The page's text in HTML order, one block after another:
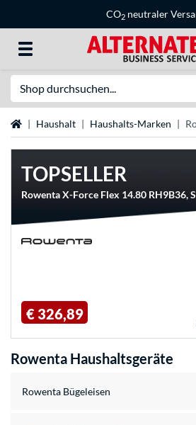
CO2 neutraler
StartseiteHaushalt Haushalts-Marken
TOPSELLER
Rowenta X-Force Flex 14.80 RH9B36,
€ 326,89
Rowenta Haushaltsgeräte
Rowenta Bügeleisen